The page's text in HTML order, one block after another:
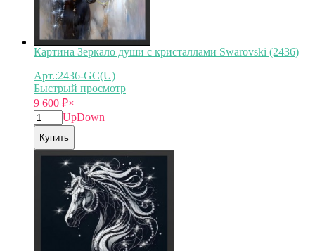
Картина Зеркало души с кристаллами Swarovski (2436)
Арт.:2436-GC(U)
Быстрый просмотр
9 600 ₽×
UpDown
Купить